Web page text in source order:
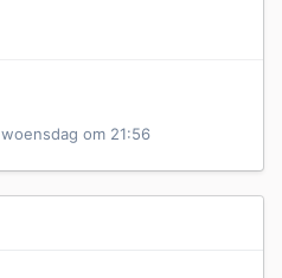
woensdag om 21:56